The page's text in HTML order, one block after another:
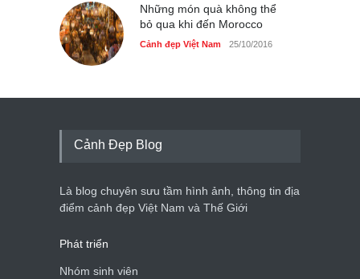
Những món quà không thể
bỏ qua khi đến Morocco
Cảnh đẹp Việt Nam 25/10/2016
Cảnh Đẹp Blog
Là blog chuyên sưu tầm hình ảnh, thông tin địa
điểm cảnh đẹp Việt Nam và Thế Giới
Phát triển
Nhóm sinh viên